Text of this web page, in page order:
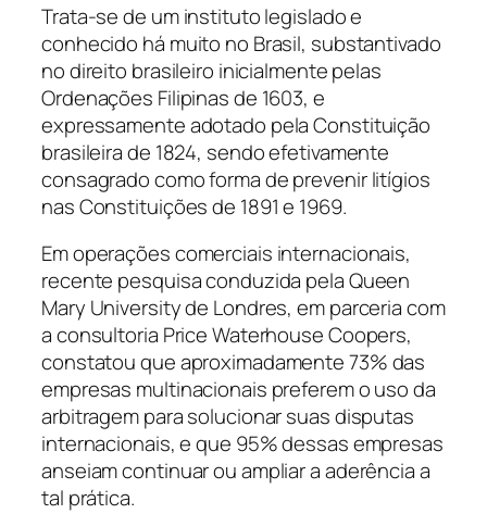
Trata-se de um instituto legislado e
conhecido há muito no Brasil, substantivado
no direito brasileiro inicialmente pelas
Ordenações Filipinas de 1603, e
expressamente adotado pela Constituição
brasileira de 1824, sendo efetivamente
consagrado como forma de prevenir litígios
nas Constituições de 1891 e 1969.
Em operações comerciais internacionais,
recente pesquisa conduzida pela Queen
Mary University de Londres, em parceria com
a consultoria Price Waterhouse Coopers,
constatou que aproximadamente 73% das
empresas multinacionais preferem o uso da
arbitragem para solucionar suas disputas
internacionais, e que 95% dessas empresas
anseiam continuar ou ampliar a aderência a
tal prática.